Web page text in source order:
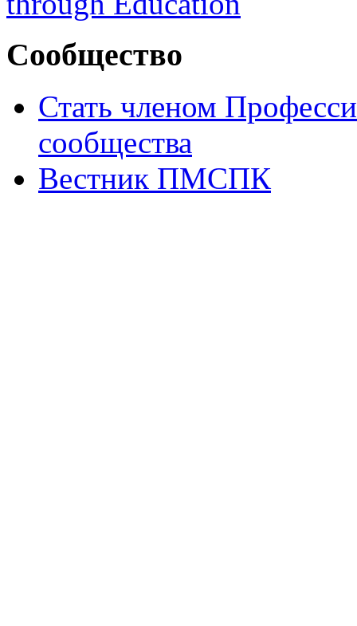
Сообщество
Стать членом
сообщества
Вестник ПМСПК